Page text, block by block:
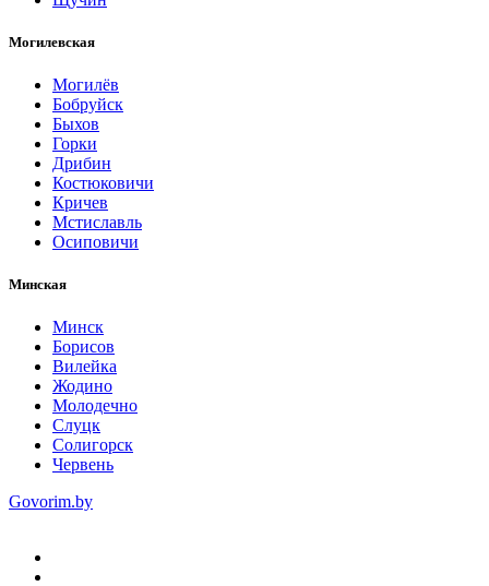
Могилевская
Могилёв
Бобруйск
Быхов
Горки
Дрибин
Костюковичи
Кричев
Мстиславль
Осиповичи
Минская
Минск
Борисов
Вилейка
Жодино
Молодечно
Слуцк
Солигорск
Червень
Govorim.by